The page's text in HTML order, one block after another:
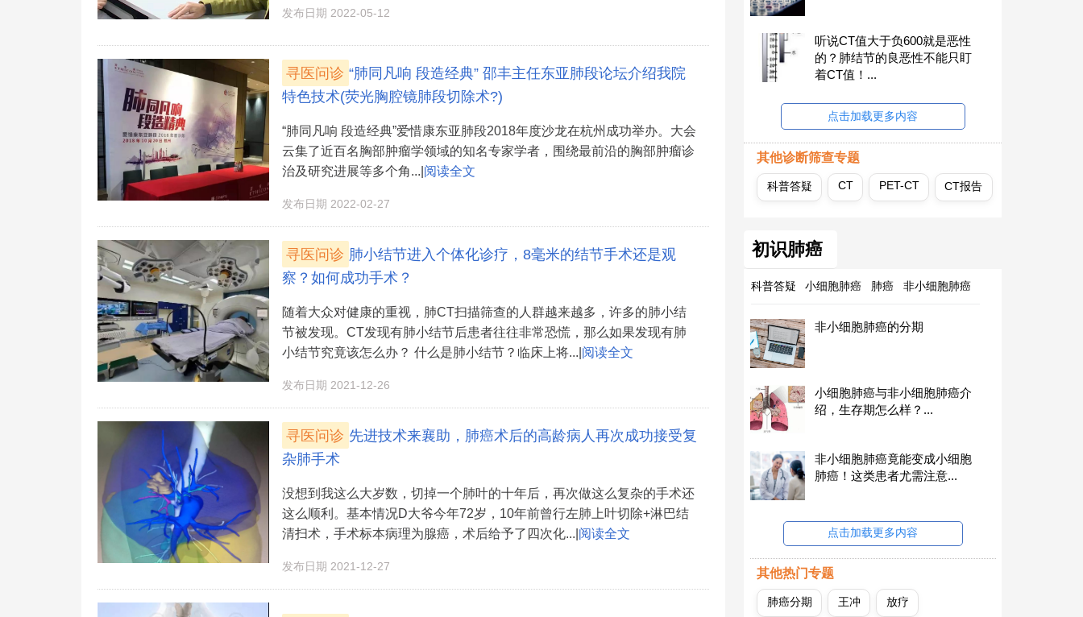
发布日期 2022-05-12
寻医问诊 “肺同凡响 段造经典” 邵丰主任东亚肺段论坛介绍我院
特色技术(荧光胸腔镜肺段切除术?)
“肺同凡响 段造经典”爱惜康东亚肺段2018年度沙龙在杭州成功举办。大会
云集了近百名胸部肿瘤学领域的知名专家学者，围绕最前沿的胸部肿瘤诊
治及研究进展等多个角...| 阅读全文
发布日期 2022-02-27
寻医问诊 肺小结节进入个体化诊疗，8毫米的结节手术还是观
察？如何成功手术？
随着大众对健康的重视，肺CT扫描筛查的人群越来越多，许多的肺小结
节被发现。CT发现有肺小结节后患者往往非常恐慌，那么如果发现有肺
小结节究竟该怎么办？ 什么是肺小结节？临床上将...| 阅读全文
发布日期 2021-12-26
寻医问诊 先进技术来襄助，肺癌术后的高龄病人再次成功接受复
杂肺手术
没想到我这么大岁数，切掉一个肺叶的十年后，再次做这么复杂的手术还
这么顺利。基本情况D大爷今年72岁，10年前曾行左肺上叶切除+淋巴结
清扫术，手术标本病理为腺癌，术后给予了四次化...| 阅读全文
发布日期 2021-12-27
听说CT值大于负600就是恶性
的？肺结节的良恶性不能只盯
着CT值！...
点击加载更多内容
其他诊断筛查专题
科普答疑 CT PET-CT CT报告
初识肺癌
科普答疑 小细胞肺癌 肺癌 非小细胞肺癌
非小细胞肺癌的分期
小细胞肺癌与非小细胞肺癌介
绍，生存期怎么样？...
非小细胞肺癌竟能变成小细胞
肺癌！这类患者尤需注意...
点击加载更多内容
其他热门专题
肺癌分期 王冲 放疗